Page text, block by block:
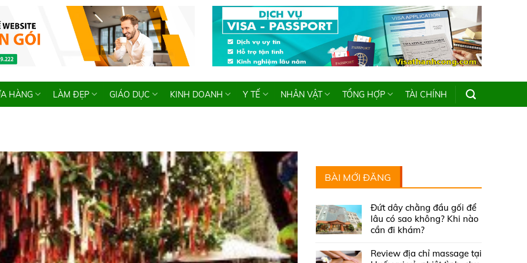
HÀNG LÀM ĐẸP GIÁO DỤC KINH DOANH Y TẾ NHÂN VẬT TỔNG HỢP TÀI CHÍNH
BÀI MỚI ĐĂNG
Đứt dây chằng đầu gối để
lâu có sao không? Khi nào
cần đi khám?
Review địa chỉ massage tại